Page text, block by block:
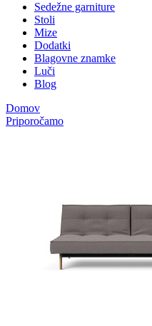
Sedežne garniture
Stoli
Mize
Dodatki
Blagovne znamke
Luči
Blog
Domov
Priporočamo